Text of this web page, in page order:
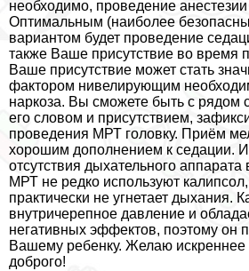
необходимо, проведение
Оптимальным (наиболее
вариантом будет проведение
также Ваше присутствие во время
Ваше присутствие может стать
фактором нивелирующим
наркоза. Вы сможете быть с рядом
его словом и присутствием,
проведения МРТ головку. Приём
хорошим дополнением к седации.
отсутствия дыхательного
МРТ не редко используют калипсол,
пpaктически не угнетает дыхания.
внутричерепное давление и
негативных эффектов, поэтому он
Вашему ребенку. Желаю искреннее
доброго!